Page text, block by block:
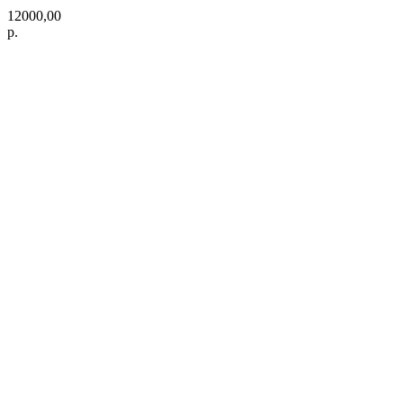
12000,00
р.